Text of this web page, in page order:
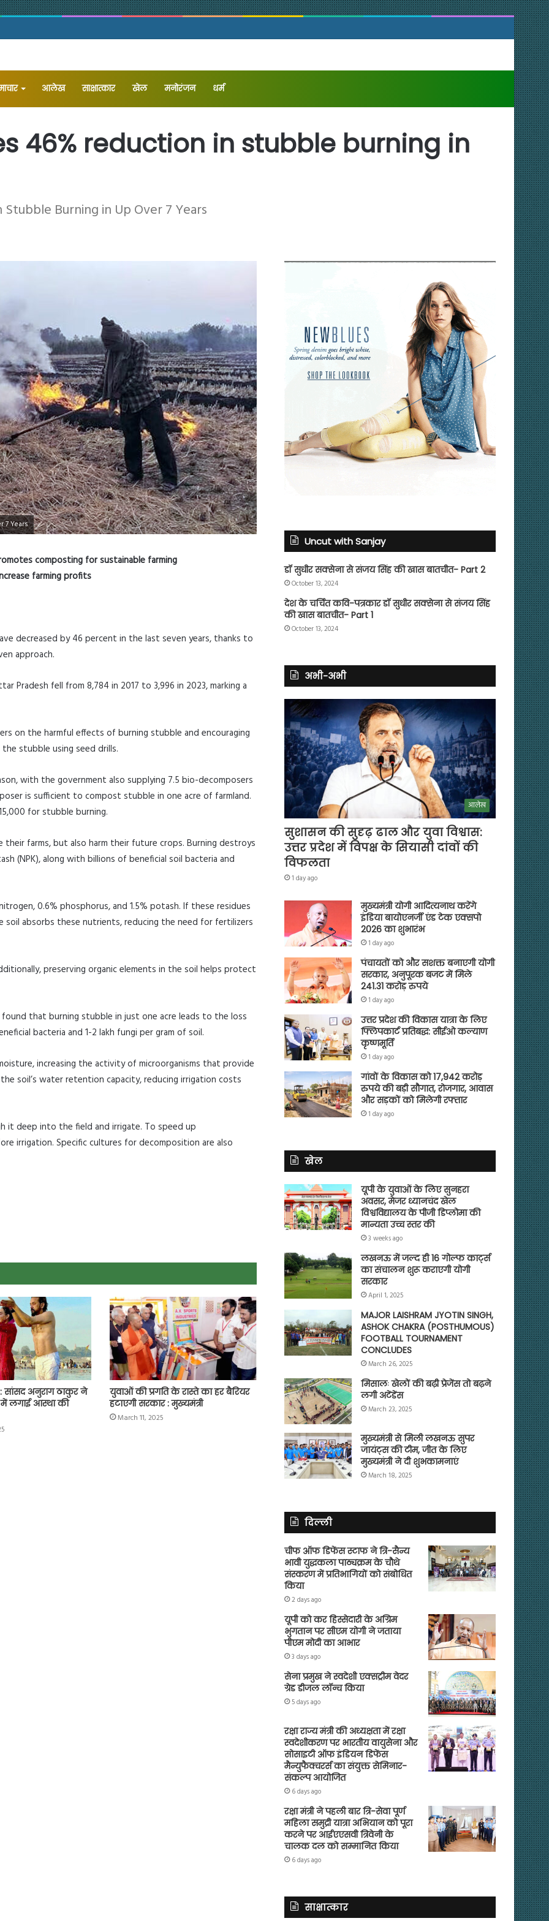
आलेख ⁠साक्षात्कार खेल मनोरंजन धर्म
46% reduction in stubble burning in
Burning in Up Over 7 Years
7 Years
composting for sustainable farming
farming profits
decreased by 46 percent in the last seven years, thanks to
approach.
Pradesh fell from 8,784 in 2017 to 3,996 in 2023, marking a
on the harmful effects of burning stubble and encouraging
stubble using seed drills.
with the government also supplying 7.5 bio-decomposers
is sufficient to compost stubble in one acre of farmland.
for stubble burning.
farms, but also harm their future crops. Burning destroys
(NPK), along with billions of beneficial soil bacteria and
0.6% phosphorus, and 1.5% potash. If these residues
absorbs these nutrients, reducing the need for fertilizers
preserving organic elements in the soil helps protect
that burning stubble in just one acre leads to the loss
bacteria and 1-2 lakh fungi per gram of soil.
increasing the activity of microorganisms that provide
soil’s water retention capacity, reducing irrigation costs
it deep into the field and irrigate. To speed up
irrigation. Specific cultures for decomposition are also
सांसद अनुराग ठाकुर ने
लगाई आस्था की
युवाओं की प्रगति के रास्ते का हर बैरियर
हटाएगी सरकार : मुख्यमंत्री
March 11, 2025
Uncut with Sanjay
डॉ सुधीर सक्सेना से संजय सिंह की खास बातचीत- Part 2
October 13, 2024
देश के चर्चित कवि-पत्रकार डॉ सुधीर सक्सेना से संजय सिंह
की खास बातचीत- Part 1
October 13, 2024
अभी-अभी
आलेख
सुशासन की सुदृढ़ ढाल और युवा विश्वास:
उत्तर प्रदेश में विपक्ष के सियासी दांवों की
विफलता
1 day ago
मुख्यमंत्री योगी आदित्यनाथ करेंगे
इंडिया बायोएनर्जी एंड टेक एक्सपो
2026 का शुभारंभ
1 day ago
पंचायतों को और सशक्त बनाएगी योगी
सरकार, अनुपूरक बजट में मिले
241.31 करोड़ रुपये
1 day ago
उत्तर प्रदेश की विकास यात्रा के लिए
फ्लिपकार्ट प्रतिबद्ध: सीईओ कल्याण
कृष्णमूर्ति
1 day ago
गांवों के विकास को 17,942 करोड़
रुपये की बड़ी सौगात, रोजगार, आवास
और सड़कों को मिलेगी रफ्तार
1 day ago
खेल
यूपी के युवाओं के लिए सुनहरा
अवसर, मेजर ध्यानचंद खेल
विश्वविद्यालय के पीजी डिप्लोमा की
मान्यता उच्च स्तर की
3 weeks ago
लखनऊ में जल्द ही 16 गोल्फ कार्ट्स
का संचालन शुरू कराएगी योगी
सरकार
April 1, 2025
MAJOR LAISHRAM JYOTIN SINGH,
ASHOK CHAKRA (POSTHUMOUS)
FOOTBALL TOURNAMENT
CONCLUDES
March 26, 2025
मिसालः खेलों की बढ़ी प्रेजेंस तो बढ़ने
लगी अटेंडेंस
March 23, 2025
मुख्यमंत्री से मिली लखनऊ सुपर
जायंट्स की टीम, जीत के लिए
मुख्यमंत्री ने दी शुभकामनाएं
March 18, 2025
दिल्ली
चीफ ऑफ डिफेंस स्टाफ ने त्रि-सैन्य
भावी युद्धकला पाठ्यक्रम के चौथे
संस्करण में प्रतिभागियों को संबोधित
किया
2 days ago
यूपी को कर हिस्सेदारी के अग्रिम
भुगतान पर सीएम योगी ने जताया
पीएम मोदी का आभार
3 days ago
सेना प्रमुख ने स्वदेशी एक्सट्रीम वेदर
ग्रेड डीजल लॉन्च किया
5 days ago
रक्षा राज्य मंत्री की अध्यक्षता में रक्षा
स्वदेशीकरण पर भारतीय वायुसेना और
सोसाइटी ऑफ इंडियन डिफेंस
मैन्युफैक्चरर्स का संयुक्त सेमिनार-
संकल्प आयोजित
6 days ago
रक्षा मंत्री ने पहली बार त्रि-सेवा पूर्ण
महिला समुद्री यात्रा अभियान को पूरा
करने पर आईएएसवी त्रिवेनी के
चालक दल को सम्मानित किया
6 days ago
साक्षात्कार